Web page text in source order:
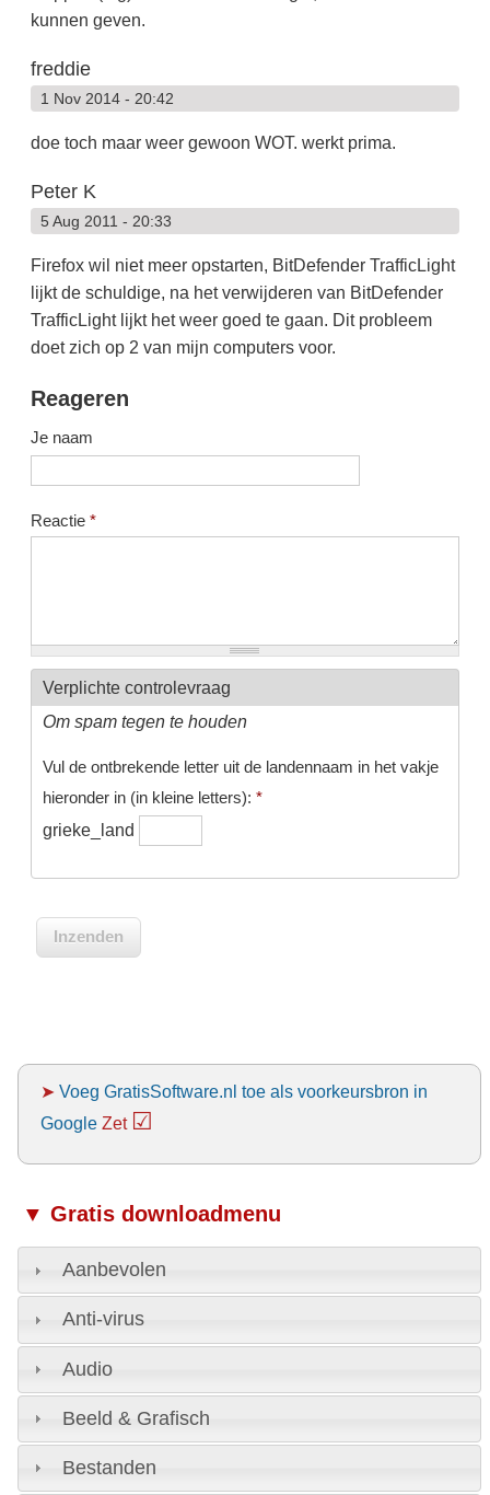
kunnen geven.
freddie
1 Nov 2014 - 20:42
doe toch maar weer gewoon WOT. werkt prima.
Peter K
5 Aug 2011 - 20:33
Firefox wil niet meer opstarten, BitDefender TrafficLight
lijkt de schuldige, na het verwijderen van BitDefender
TrafficLight lijkt het weer goed te gaan. Dit probleem
doet zich op 2 van mijn computers voor.
Reageren
Je naam
Reactie *
Verplichte controlevraag
Om spam tegen te houden
Vul de ontbrekende letter uit de landennaam in het vakje
hieronder in (in kleine letters): *
grieke_land
➤ Voeg GratisSoftware.nl toe als voorkeursbron in
Google Zet ☑
▼ Gratis downloadmenu
Aanbevolen
Anti-virus
Audio
Beeld & Grafisch
Bestanden